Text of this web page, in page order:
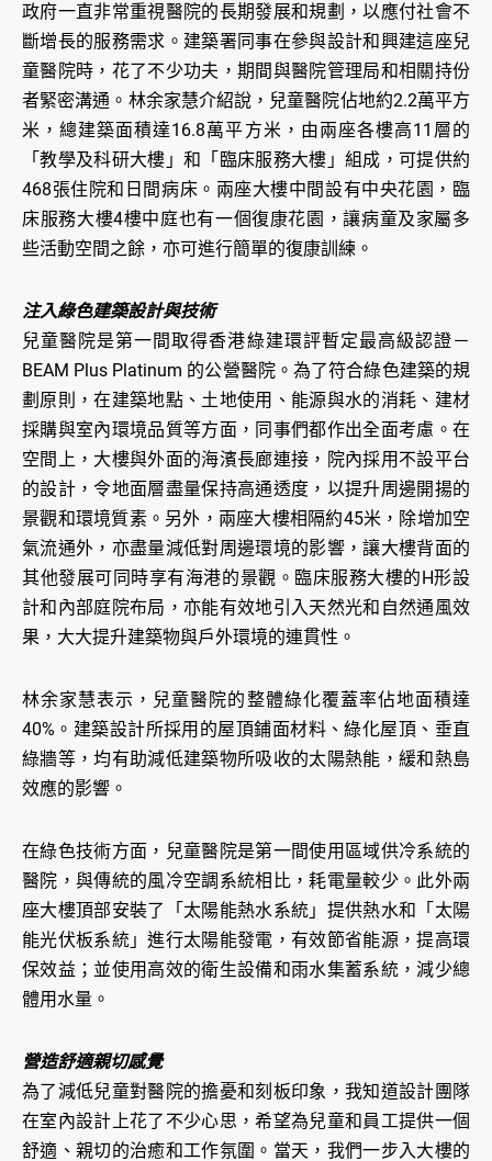
政府一直非常重視醫院的長期發展和規劃，以應付社會不
斷增長的服務需求。建築署同事在參與設計和興建這座兒
童醫院時，花了不少功夫，期間與醫院管理局和相關持份
者緊密溝通。林余家慧介紹說，兒童醫院佔地約2.2萬平方
米，總建築面積達16.8萬平方米，由兩座各樓高11層的
「教學及科研大樓」和「臨床服務大樓」組成，可提供約
468張住院和日間病床。兩座大樓中間設有中央花園，臨
床服務大樓4樓中庭也有一個復康花園，讓病童及家屬多
些活動空間之餘，亦可進行簡單的復康訓練。
注入綠色建築設計與技術
兒童醫院是第一間取得香港綠建環評暫定最高級認證－
BEAM Plus Platinum 的公營醫院。為了符合綠色建築的規
劃原則，在建築地點、土地使用、能源與水的消耗、建材
採購與室內環境品質等方面，同事們都作出全面考慮。在
空間上，大樓與外面的海濱長廊連接，院內採用不設平台
的設計，令地面層盡量保持高通透度，以提升周邊開揚的
景觀和環境質素。另外，兩座大樓相隔約45米，除增加空
氣流通外，亦盡量減低對周邊環境的影響，讓大樓背面的
其他發展可同時享有海港的景觀。臨床服務大樓的H形設
計和內部庭院布局，亦能有效地引入天然光和自然通風效
果，大大提升建築物與戶外環境的連貫性。
林余家慧表示，兒童醫院的整體綠化覆蓋率佔地面積達
40%。建築設計所採用的屋頂鋪面材料、綠化屋頂、垂直
綠牆等，均有助減低建築物所吸收的太陽熱能，緩和熱島
效應的影響。
在綠色技術方面，兒童醫院是第一間使用區域供冷系統的
醫院，與傳統的風冷空調系統相比，耗電量較少。此外兩
座大樓頂部安裝了「太陽能熱水系統」提供熱水和「太陽
能光伏板系統」進行太陽能發電，有效節省能源，提高環
保效益；並使用高效的衛生設備和雨水集蓄系統，減少總
體用水量。
營造舒適親切感覺
為了減低兒童對醫院的擔憂和刻板印象，我知道設計團隊
在室內設計上花了不少心思，希望為兒童和員工提供一個
舒適、親切的治癒和工作氛圍。當天，我們一步入大樓的